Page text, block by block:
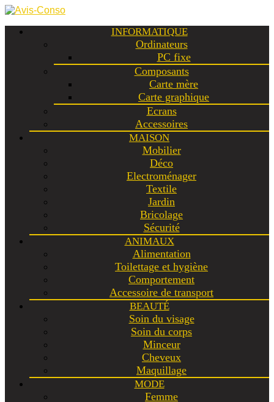
INFORMATIQUE
Ordinateurs
PC fixe
Composants
Carte mère
Carte graphique
Ecrans
Accessoires
MAISON
Mobilier
Déco
Electroménager
Textile
Jardin
Bricolage
Sécurité
ANIMAUX
Alimentation
Toilettage et hygiène
Comportement
Accessoire de transport
BEAUTÉ
Soin du visage
Soin du corps
Minceur
Cheveux
Maquillage
MODE
Femme